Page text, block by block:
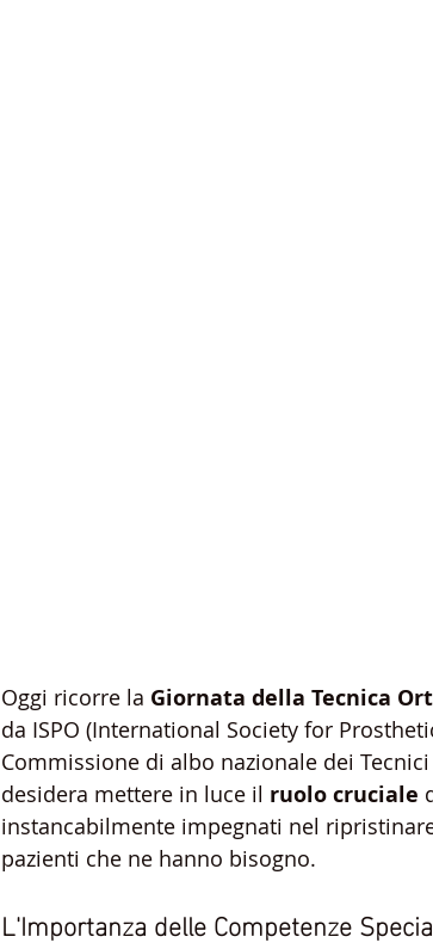
Oggi ricorre la Giornata della Tecnica
da ISPO (International Society for
Commissione di albo nazionale dei Tecnici
desidera mettere in luce il ruolo cruciale
instancabilmente impegnati nel
pazienti che ne hanno bisogno.
L'Importanza delle Competenze